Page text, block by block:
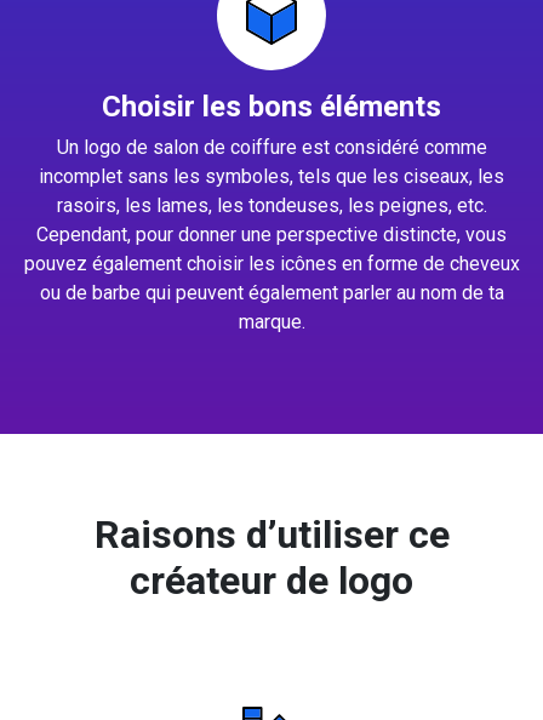
Choisir les bons éléments
Un logo de salon de coiffure est considéré comme
incomplet sans les symboles, tels que les ciseaux, les
rasoirs, les lames, les tondeuses, les peignes, etc.
Cependant, pour donner une perspective distincte, vous
pouvez également choisir les icônes en forme de cheveux
ou de barbe qui peuvent également parler au nom de ta
marque.
Raisons d’utiliser ce
créateur de logo